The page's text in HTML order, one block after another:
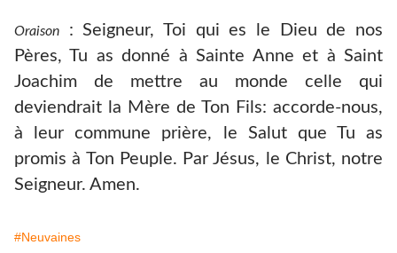
Oraison
: Seigneur, Toi qui es le Dieu de nos
Pères, Tu as donné à Sainte Anne et à Saint
Joachim de mettre au monde celle qui
deviendrait la Mère de Ton Fils: accorde-nous,
à leur commune prière, le Salut que Tu as
promis à Ton Peuple. Par Jésus, le Christ, notre
Seigneur. Amen.
#Neuvaines